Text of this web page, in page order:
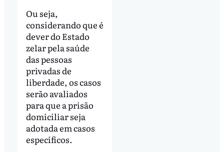
Ou seja,
considerando que é
dever do Estado
zelar pela saúde
das pessoas
privadas de
liberdade, os casos
serão avaliados
para que a prisão
domiciliar seja
adotada em casos
específicos.